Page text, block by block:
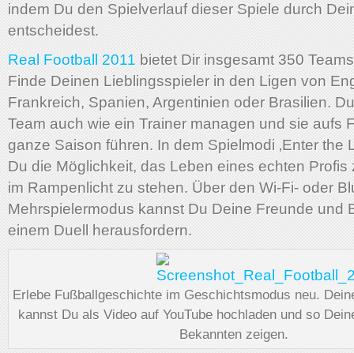
indem Du den Spielverlauf dieser Spiele durch
entscheidest.
Real Football 2011 bietet Dir insgesamt 350
Finde Deinen Lieblingsspieler in den Ligen von
Frankreich, Spanien, Argentinien oder Brasilien.
Team auch wie ein Trainer managen und sie aufs
ganze Saison führen. In dem Spielmodi ‚Enter the
Du die Möglichkeit, das Leben eines echten Profis
im Rampenlicht zu stehen. Über den Wi-Fi- oder
Mehrspielermodus kannst Du Deine Freunde und
einem Duell herausfordern.
Erlebe Fußballgeschichte im Geschichtsmodus neu.
kannst Du als Video auf YouTube hochladen und so
Bekannten zeigen.